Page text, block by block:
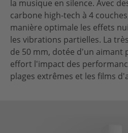
la musique en silence. Avec
carbone high-tech à 4
manière optimale les effets
les vibrations partielles. La
de 50 mm, dotée d'un aimant
effort l'impact des
plages extrêmes et les films